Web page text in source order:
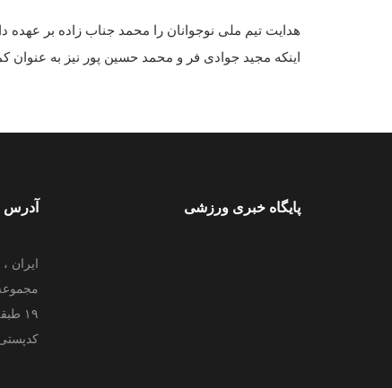
هدایت تیم ملی نوجوانان را محمد جناب زاده بر
اینکه مجید جوادی فر و محمد حسین پور نیز به
پایگاه خبری ورزشی آدرس
ایران
۱۹ طبقه دوم فدراسیون جودو
کدپستی: